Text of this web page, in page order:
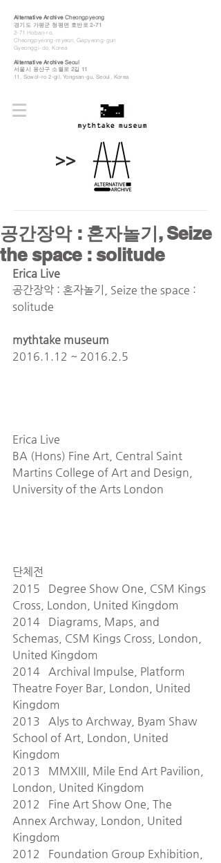
Alternative Archive Cheongpyeong
경기도 가평군 청평면 호반로 2-71
2-71 Hoban-ro,
Cheongpyeong-myeon, Gapyeong-gun
Gyeonggi-do, Korea
Alternative ArchiveSeoul
​서울시 용산구 소월로 2길 11
11, Sowol-ro 2-gil, Yongsan-gu, Seoul, Korea
>>
공간장악 : 혼자놀기, Seize
the space : solitude
Erica Live
공간장악 : 혼자놀기, Seize the space :
solitude
mythtake museum
2016.1.12 ~ 2016.2.5
Erica Live
BA (Hons) Fine Art, Central Saint
Martins College of Art and Design,
University of the Arts London
단체전
2015   Degree Show One, CSM Kings
Cross, London, United Kingdom
2014   Diagrams, Maps, and
Schemas, CSM Kings Cross, London,
United Kingdom
2014   Archival Impulse, Platform
Theatre Foyer Bar, London, United
Kingdom
2013   Alys to Archway, Byam Shaw
School of Art, London, United
Kingdom
2013   MMXIII, Mile End Art Pavilion,
London, United Kingdom
2012   Fine Art Show One, The
Annex Archway, London, United
Kingdom
2012   Foundation Group Exhibition,